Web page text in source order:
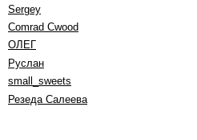
Sergey
Comrad Cwood
ОЛЕГ
Руслан
small_sweets
Резеда Салеева